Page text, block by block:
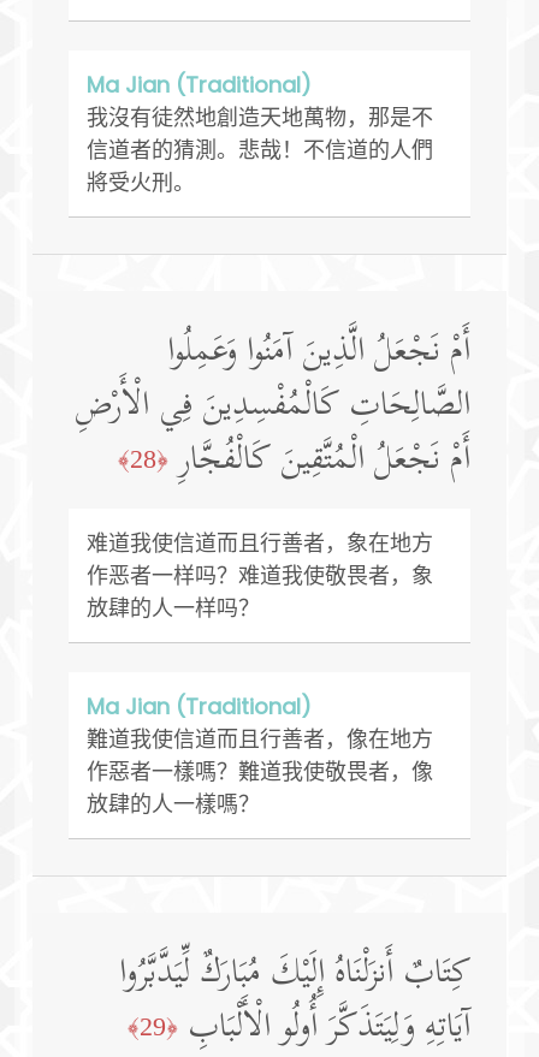
Ma Jian (Traditional)
我沒有徒然地創造天地萬物，那是不
信道者的猜測。悲哉！不信道的人們
將受火刑。
أَمْ نَجْعَلُ الَّذِينَ آمَنُوا وَعَمِلُوا
الصَّالِحَاتِ كَالْمُفْسِدِينَ فِي الْأَرْضِ
أَمْ نَجْعَلُ الْمُتَّقِينَ كَالْفُجَّارِ ﴿28﴾
难道我使信道而且行善者，象在地方
作恶者一样吗？难道我使敬畏者，象
放肆的人一样吗？
Ma Jian (Traditional)
難道我使信道而且行善者，像在地方
作惡者一樣嗎？難道我使敬畏者，像
放肆的人一樣嗎？
كِتَابٌ أَنزَلْنَاهُ إِلَيْكَ مُبَارَكٌ لِّيَدَّبَّرُوا
آيَاتِهِ وَلِيَتَذَكَّرَ أُولُو الْأَلْبَابِ ﴿29﴾